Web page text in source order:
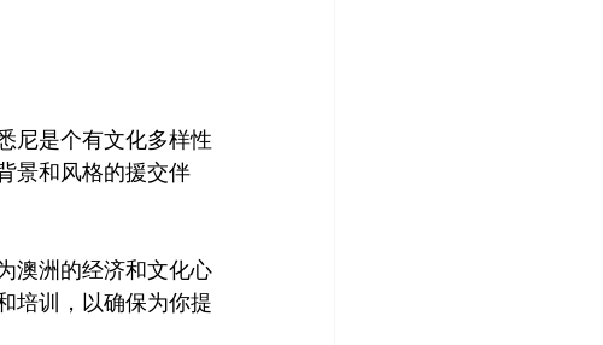
尼是个有文化多样性
景和风格的援交伴
澳洲的经济和文化心
培训，以确保为你提